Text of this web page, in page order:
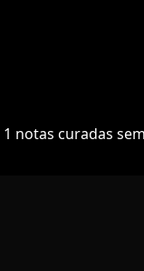
1 notas curadas